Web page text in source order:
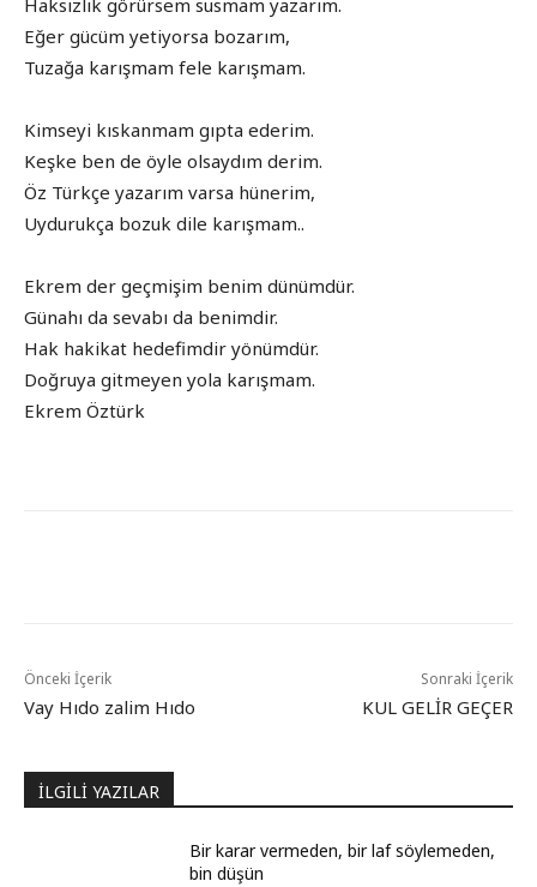
Haksızlık görürsem susmam yazarım.
Eğer gücüm yetiyorsa bozarım,
Tuzağa karışmam fele karışmam.
Kimseyi kıskanmam gıpta ederim.
Keşke ben de öyle olsaydım derim.
Öz Türkçe yazarım varsa hünerim,
Uydurukça bozuk dile karışmam..
Ekrem der geçmişim benim dünümdür.
Günahı da sevabı da benimdir.
Hak hakikat hedefimdir yönümdür.
Doğruya gitmeyen yola karışmam.
Ekrem Öztürk
Önceki İçerik
Vay Hıdo zalim Hıdo
Sonraki İçerik
KUL GELİR GEÇER
İLGİLİ YAZILAR
Bir karar vermeden, bir laf söylemeden,
bin düşün